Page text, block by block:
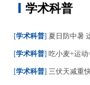
学术科普
[学术科普] 夏日防中暑
[学术科普] 吃小麦+运动
[学术科普] 三伏天减重快